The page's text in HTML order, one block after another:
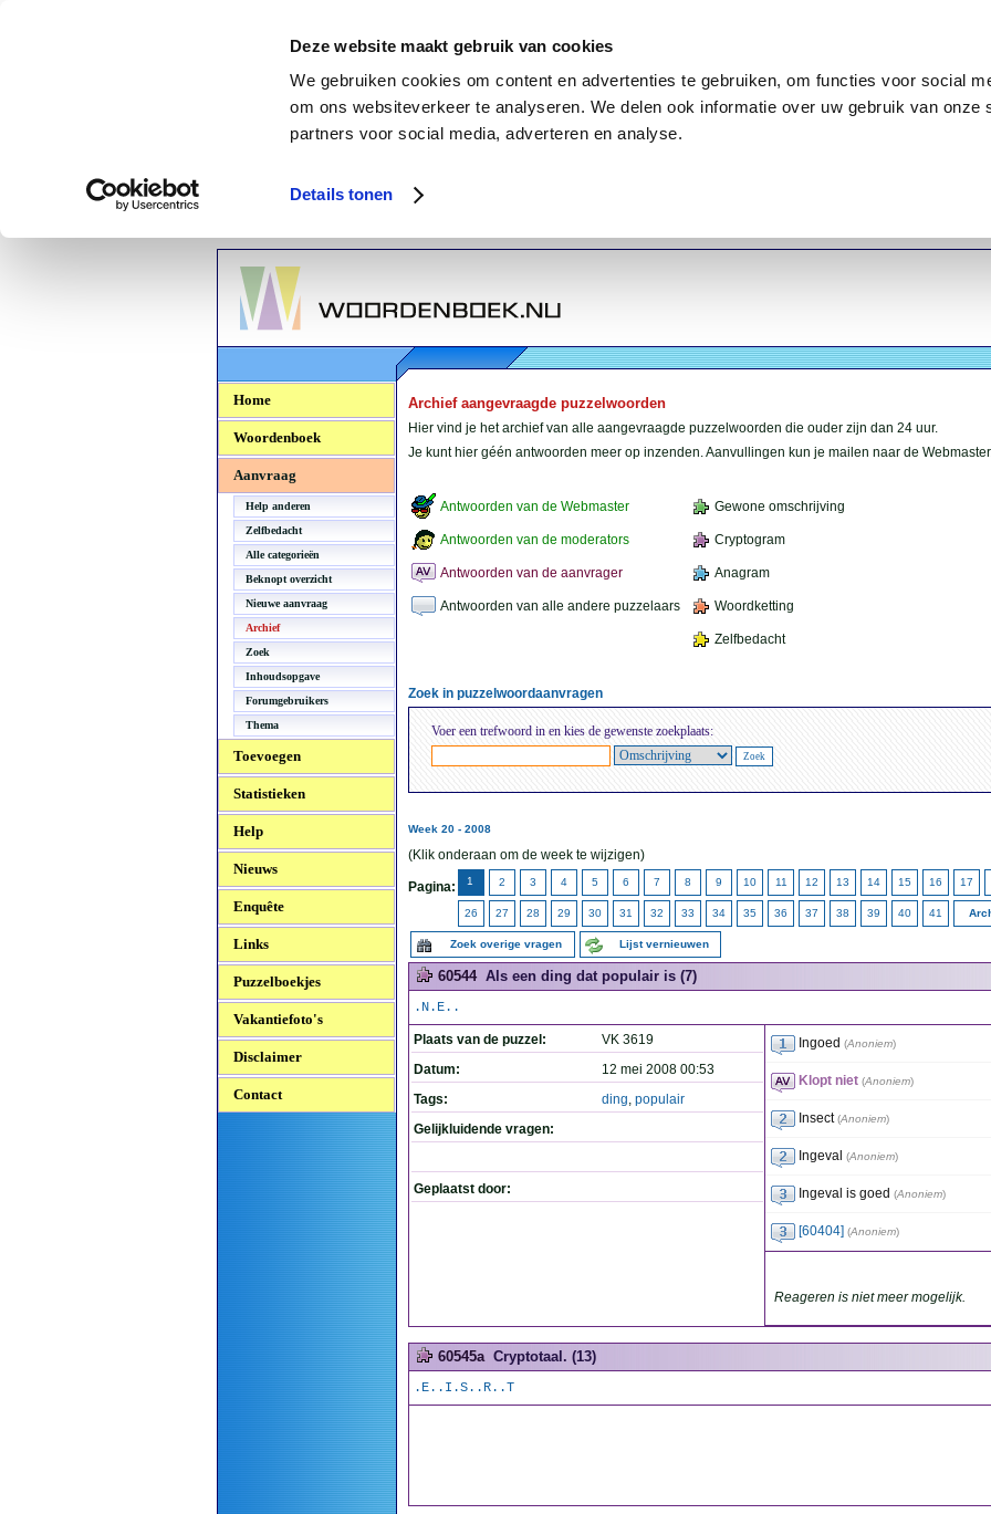
Deze website maakt gebruik van cookies
We gebruiken cookies om content en advertenties te gebruiken, om functies voor social
om ons websiteverkeer te analyseren. We delen ook informatie over uw gebruik van onze
partners voor social media, adverteren en analyse.
Details tonen
Woordenboek.NU
Home
Woordenboek
Aanvraag
Help anderen
Zelfbedacht
Alle categorieën
Beknopt overzicht
Nieuwe aanvraag
Archief
Zoek
Inhoudsopgave
Forumgebruikers
Thema
Toevoegen
Statistieken
Help
Nieuws
Enquête
Links
Puzzelboekjes
Vakantiefoto's
Disclaimer
Contact
Archief aangevraagde puzzelwoorden
Hier vind je het archief van alle aangevraagde puzzelwoorden die ouder zijn dan 24 uur.
Je kunt hier géén antwoorden meer op inzenden. Aanvullingen kun je mailen naar de
Antwoorden van de Webmaster Gewone omschrijving
Antwoorden van de moderators Cryptogram
Antwoorden van de aanvrager Anagram
Antwoorden van alle andere puzzelaars Woordketting
Zelfbedacht
Zoek in puzzelwoordaanvragen
Voer een trefwoord in en kies de gewenste zoekplaats:
Week 20 - 2008
(Klik onderaan om de week te wijzigen)
Pagina: 1 2 3 4 5 6 7 8 9 10 11 12 13 14 15 16 17
26 27 28 29 30 31 32 33 34 35 36 37 38 39 40 41
Zoek overige vragen Lijst vernieuwen
60544 Als een ding dat populair is (7)
.N.E..
Plaats van de puzzel:
VK 3619
Datum:
12 mei 2008 00:53
Tags:
ding, populair
Gelijkluidende vragen:
Geplaatst door:
Ingoed (Anoniem)
Klopt niet (Anoniem)
Insect (Anoniem)
Ingeval (Anoniem)
Ingeval is goed (Anoniem)
[60404] (Anoniem)
Reageren is niet meer mogelijk.
60545a Cryptotaal. (13)
.E..I.S..R..T